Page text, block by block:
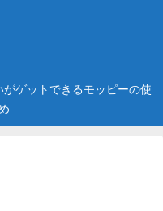
がゲットできるモッピーの使